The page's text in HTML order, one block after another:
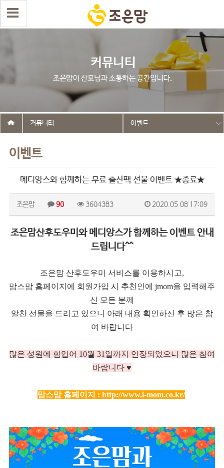
이벤트
커뮤니티 이벤트
메디앙스와 함께하는 무료 출산팩 선물 이벤트 ★종료★
조은맘 90 3604383 2020.05.08 17:09
조은맘산후도우미와 메디앙스가 함께하는 이벤트 안내
드립니다^^
조은맘 산후도우미 서비스를 이용하시고,
맘스맘 홈페이지에 회원가입 시 추천인에 jmom을 입력해주
신 모든 분께
알찬 선물을 드리고 있으니 아래 내용 확인하신 후 많은 참
여 바랍니다
많은 성원에 힘입어 10월 31일까지 연장되었으니 많은 참여
바랍니다 ♥
맘스맘 홈페이지 : http://www.i-mom.co.kr/